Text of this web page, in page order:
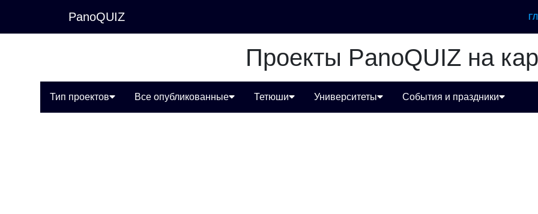
PanoQUIZ
Проекты PanoQUIZ на
Тип проектов Все опубликованные Тетюши Университеты События и праздники